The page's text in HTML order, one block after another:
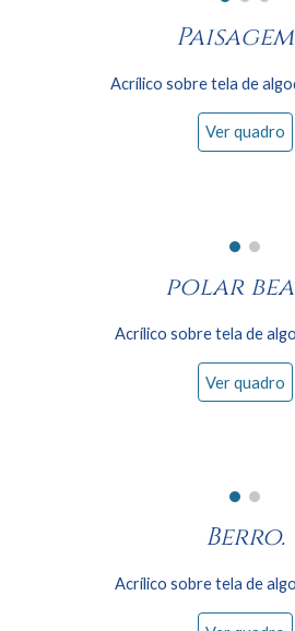
Paisagem
Acrílico sobre tela de
Ver quadro
polar
Acrílico sobre tela de
Ver quadro
Berro.
Acrílico sobre tela de